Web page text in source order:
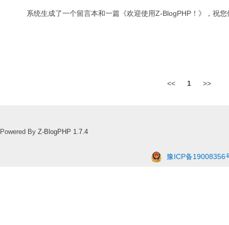
系统生成了一个留言本和一篇《欢迎使用Z-BlogPHP！》，祝
<< 1 >>
Powered By Z-BlogPHP 1.7.4
豫ICP备19008356